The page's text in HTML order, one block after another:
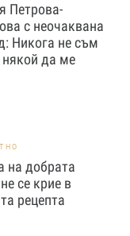
Петрова-
с неочаквана
Никога не съм
да ме
на добрата
се крие в
рецепта